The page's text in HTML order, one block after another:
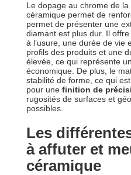
Le dopage au chrome de
céramique permet de
permet de présenter une
diamant est plus dur. Il
à l’usure, une durée de vie
profils des produits et une
élevée, ce qui représente
économique. De plus, le
stabilité de forme, ce qui
pour une finition de
rugosités de surfaces et
possibles.
Les
à affuter et
céramique